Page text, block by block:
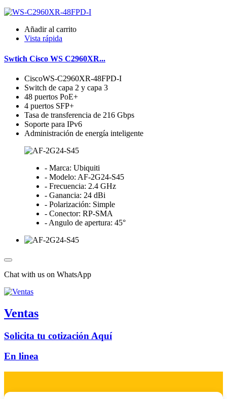
Añadir al carrito
Vista rápida
Swtich Cisco WS C2960XR...
CiscoWS-C2960XR-48FPD-I
Switch de capa 2 y capa 3
48 puertos PoE+
4 puertos SFP+
Tasa de transferencia de 216 Gbps
Soporte para IPv6
Administración de energía inteligente
- Marca: Ubiquiti
- Modelo: AF-2G24-S45
- Frecuencia: 2.4 GHz
- Ganancia: 24 dBi
- Polarización: Simple
- Conector: RP-SMA
- Angulo de apertura: 45°
Chat with us on WhatsApp
Ventas
Solicita tu cotización Aquí
En linea